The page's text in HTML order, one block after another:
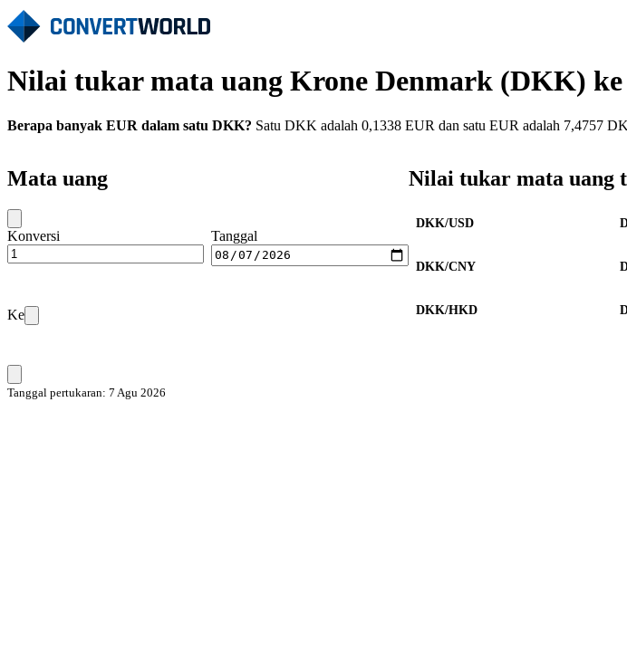
Nilai tukar mata uang Krone Denmark (DKK)
Berapa banyak EUR dalam satu DKK? Satu DKK adalah 0,1338 EUR dan satu EUR adalah 7,4757
Mata uang
Konversi Tanggal
Ke
Tanggal pertukaran: 7 Agu 2026
Nilai tukar mata uang
DKK/USD
DKK/CNY
DKK/HKD